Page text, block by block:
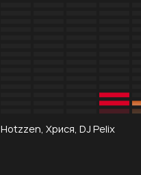
Hotzzen, Хрися, DJ Pelix